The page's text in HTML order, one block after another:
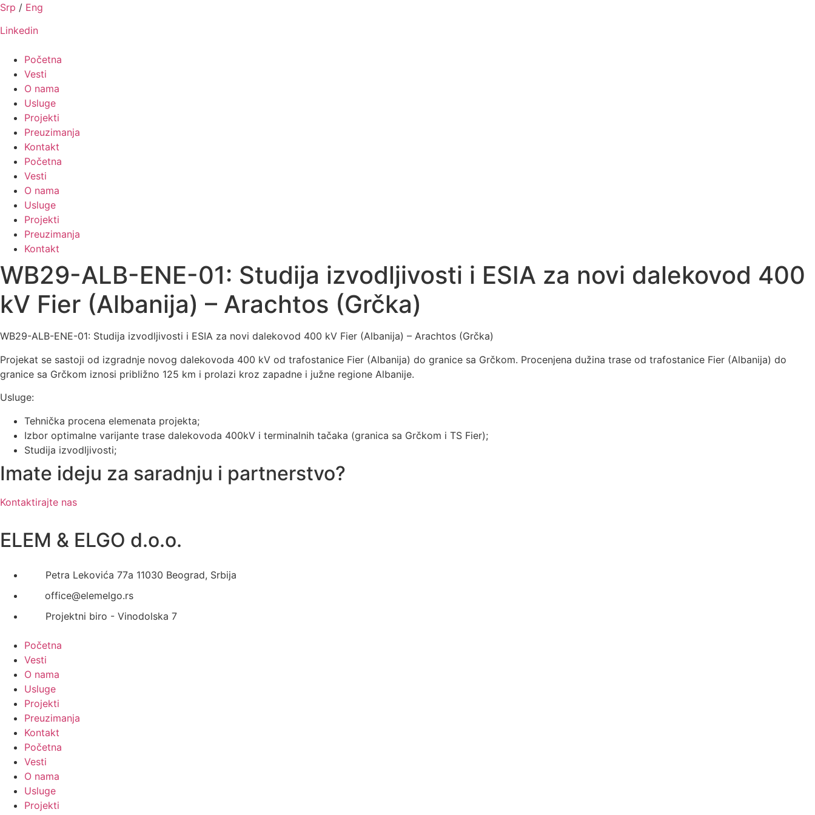
Скочите
садржај
Srp / Eng
Linkedin
Početna
Vesti
O nama
Usluge
Projekti
Preuzimanja
Kontakt
Početna
Vesti
O nama
Usluge
Projekti
Preuzimanja
Kontakt
WB29-ALB-ENE-01: Studija izvodljivosti i ESIA za novi dalekovod 400
kV Fier (Albanija) – Arachtos (Grčka)
WB29-ALB-ENE-01: Studija izvodljivosti i ESIA za novi dalekovod 400 kV Fier (Albanija) – Arachtos (Grčka)
Projekat se sastoji od izgradnje novog dalekovoda 400 kV od trafostanice Fier (Albanija) do granice sa Grčkom. Procenjena dužina trase od trafostanice Fier (Albanija) do
granice sa Grčkom iznosi približno 125 km i prolazi kroz zapadne i južne regione Albanije.
Usluge:
Tehnička procena elemenata projekta;
Izbor optimalne varijante trase dalekovoda 400kV i terminalnih tačaka (granica sa Grčkom i TS Fier);
Studija izvodljivosti;
Imate ideju za saradnju i partnerstvo?
Kontaktirajte nas
ELEM & ELGO d.o.o.
Petra Lekovića 77а 11030 Beograd, Srbija
office@elemelgo.rs
Projektni biro - Vinodolska 7
Početna
Vesti
O nama
Usluge
Projekti
Preuzimanja
Kontakt
Početna
Vesti
O nama
Usluge
Projekti